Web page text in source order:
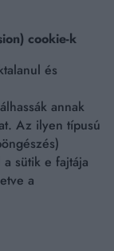
cookie-k
és
annak
Az ilyen típusú
sütik e fajtája
a